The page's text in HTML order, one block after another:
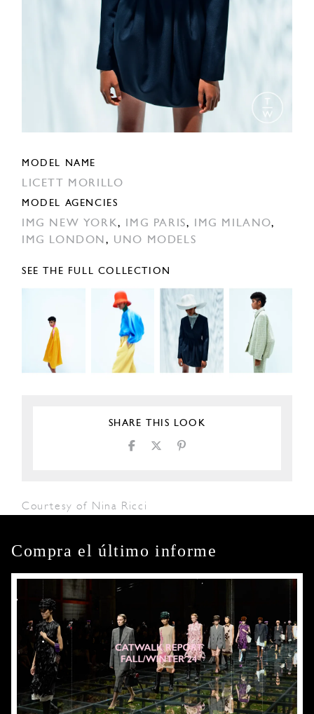
MODEL NAME
LICETT MORILLO
MODEL AGENCIES
IMG NEW YORK, IMG PARIS, IMG MILANO,
IMG LONDON , UNO MODELS
SEE THE FULL COLLECTION
SHARE THIS LOOK
Courtesy of Nina Ricci
Compra el último informe